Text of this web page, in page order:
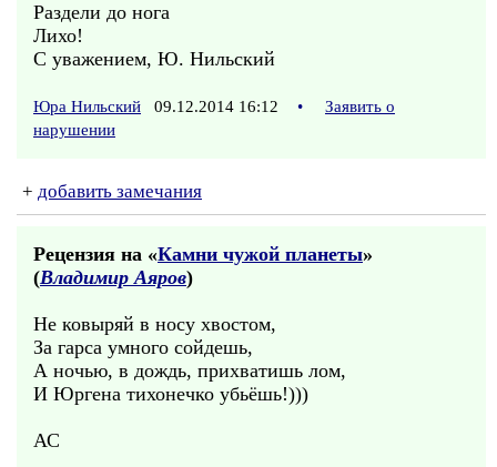
Раздели до нога
Лихо!
С уважением, Ю. Нильский
Юра Нильский 09.12.2014 16:12 •
Заявить о
нарушении
+ добавить замечания
Рецензия на «Камни чужой планеты»
(Владимир Аяров)
Не ковыряй в носу хвостом,
За гарса умного сойдешь,
А ночью, в дождь, прихватишь лом,
И Юргена тихонечко убьёшь!)))
АС